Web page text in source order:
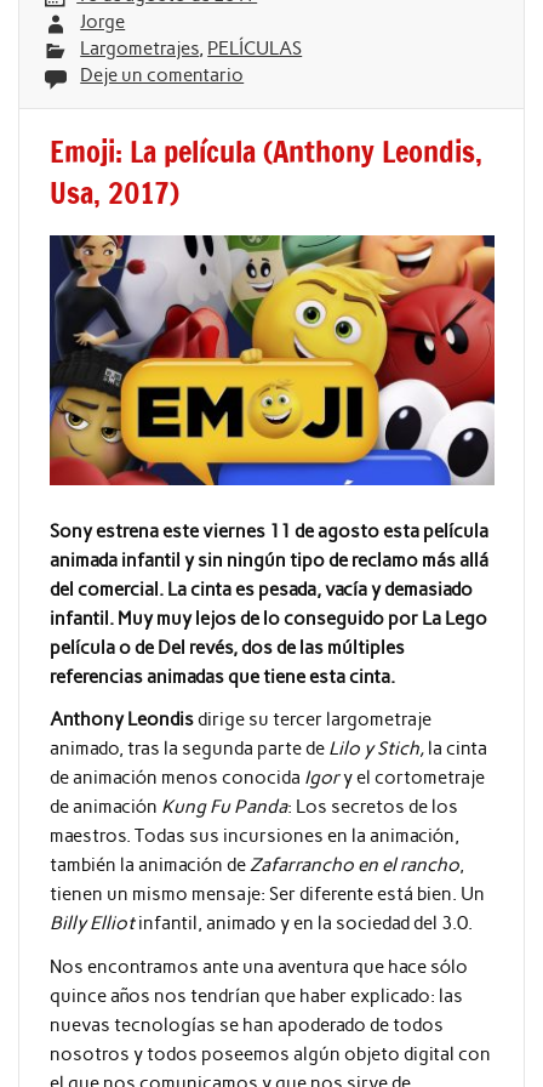
Jorge
Largometrajes, PELÍCULAS
Deje un comentario
Emoji: La película (Anthony Leondis,
Usa, 2017)
Sony estrena este viernes 11 de agosto esta película
animada infantil y sin ningún tipo de reclamo más allá
del comercial. La cinta es pesada, vacía y demasiado
infantil. Muy muy lejos de lo conseguido por La Lego
película o de Del revés, dos de las múltiples
referencias animadas que tiene esta cinta.
Anthony Leondisdirige su tercer largometraje
animado, tras la segunda parte deLilo y Stich,la cinta
de animación menos conocida Igory el cortometraje
de animación Kung Fu Panda: Los secretos de los
maestros. Todas sus incursiones en la animación,
también la animación deZafarrancho en el rancho,
tienen un mismo mensaje: Ser diferente está bien. Un
Billy Elliotinfantil, animado y en la sociedad del 3.0.
Nos encontramos ante una aventura que hace sólo
quince años nos tendrían que haber explicado: las
nuevas tecnologías se han apoderado de todos
nosotros y todos poseemos algún objeto digital con